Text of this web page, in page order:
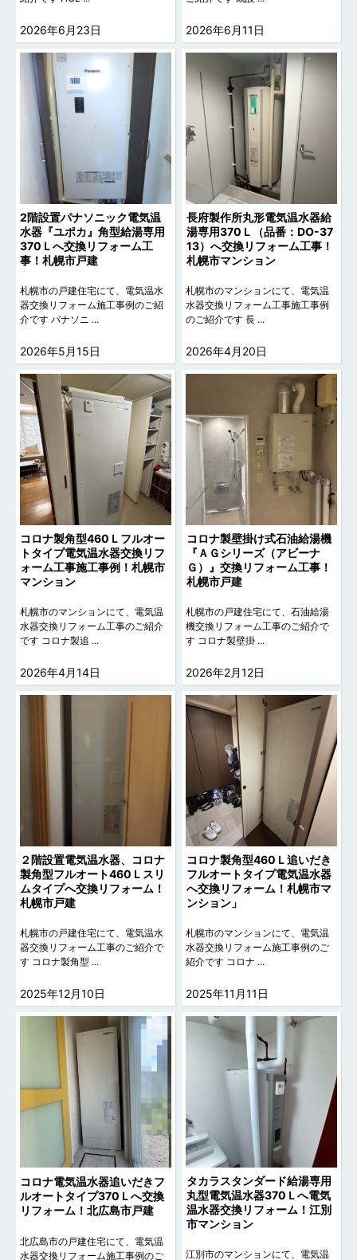
2026年6月23日 2026年6月11日
2階設置パナソニック電気温
水器『ユポカ』角型給湯専用
370Ｌへ交換リフォーム工
事！札幌市戸建
札幌市の戸建住宅にて、電気温水
器交換リフォーム施工事例のご紹
介です パナソニ ...
2026年5月15日
長府製作所丸形電気温水器給
湯専用370Ｌ（品番：DO-37
13）へ交換リフォーム工事！
札幌市マンション
札幌市のマンションにて、電気温
水器交換リフォーム工事施工事例
のご紹介です 長 ...
2026年4月20日
コロナ製角型460Ｌフルオー
トタイプ電気温水器交換リフ
ォーム工事施工事例！札幌市
マンション
札幌市のマンションにて、電気温
水器交換リフォーム工事のご紹介
です コロナ製追 ...
2026年4月14日
コロナ製壁掛け式石油給湯機
『ＡＧシリーズ（アビーナ
Ｇ）』交換リフォーム工事！
札幌市戸建
札幌市の戸建住宅にて、石油給湯
機交換リフォーム工事のご紹介で
す コロナ製壁掛 ...
2026年2月12日
２階設置電気温水器、コロナ
製角型フルオート460Ｌスリ
ムタイプへ交換リフォーム！
札幌市戸建
札幌市の戸建住宅にて、電気温水
器交換リフォーム工事のご紹介で
す コロナ製角型 ...
2025年12月10日
コロナ製角型460Ｌ追いだき
フルオートタイプ電気温水器
へ交換リフォーム！札幌市マ
ンション」
札幌市のマンションにて、電気温
水器交換リフォーム施工事例のご
紹介です コロナ ...
2025年11月11日
コロナ電気温水器追いだきフ
ルオートタイプ370Ｌへ交換
リフォーム！北広島市戸建
北広島市の戸建住宅にて、電気温
水器交換リフォーム施工事例のご
タカラスタンダード給湯専用
丸型電気温水器370Ｌへ電気
温水器交換リフォーム！江別
市マンション
江別市のマンションにて、電気温